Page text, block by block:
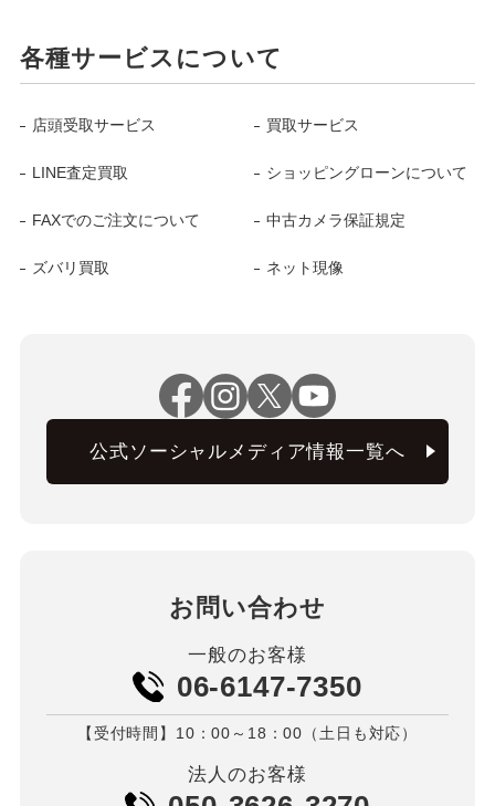
各種サービスについて
店頭受取サービス 買取サービス
LINE査定買取 ショッピングローンについて
FAXでのご注文について 中古カメラ保証規定
ズバリ買取 ネット現像
公式ソーシャルメディア情報一覧へ
お問い合わせ
一般のお客様
06-6147-7350
【受付時間】10：00～18：00（土日も対応）
法人のお客様